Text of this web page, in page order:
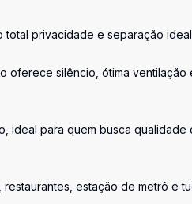
privacidade e separação
oferece silêncio, ótima
ideal para quem busca qualidade
estação de metrô e